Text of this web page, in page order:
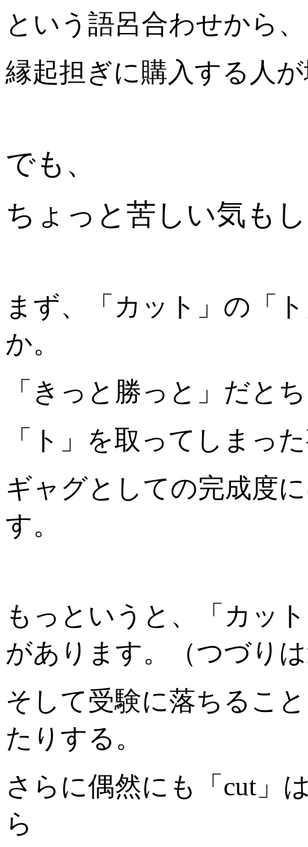
という語呂合わせから、
縁起担ぎに購入する人
でも、
ちょっと苦しい気も
まず、「カット」の「
か。
「きっと勝っと」だと
「ト」を取ってしまっ
ギャグとしての完成度
す。
もっというと、「カッ
があります。（つづり
そして受験に落ちるこ
たりする。
さらに偶然にも「cut」
ら